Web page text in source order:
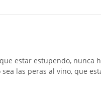
estar estupendo, nunca
las peras al vino, que